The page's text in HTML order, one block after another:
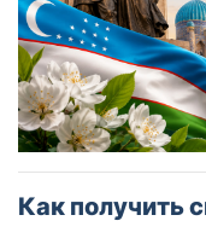
Как получить